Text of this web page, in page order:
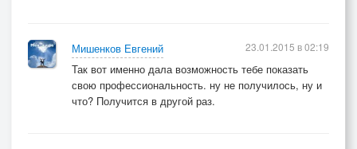
Мишенков Евгений
Так вот именно дала возможность тебе показать
свою профессиональность. ну не получилось, ну и
что? Получится в другой раз.
23.01.2015 в 02:19